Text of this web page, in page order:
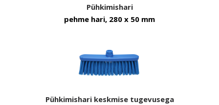
Pühkimishari
pehme hari, 280 x 50 mm
Pühkimishari keskmise tugevusega